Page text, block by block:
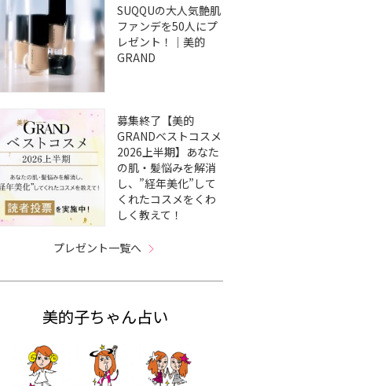
SUQQUの大人気艶肌
ファンデを50人にプ
レゼント！｜美的
GRAND
募集終了【美的
GRANDベストコスメ
2026上半期】あなた
の肌・髪悩みを解消
し、”経年美化”して
くれたコスメをくわ
しく教えて！
プレゼント一覧へ
美的子ちゃん占い